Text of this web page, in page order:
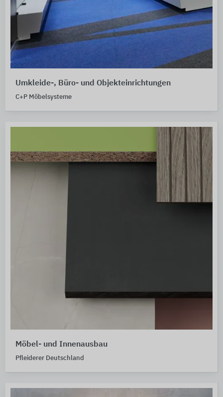
Umkleide-, Büro- und Objekteinrichtungen
C+P Möbelsysteme
Möbel- und Innenausbau
Pfleiderer Deutschland